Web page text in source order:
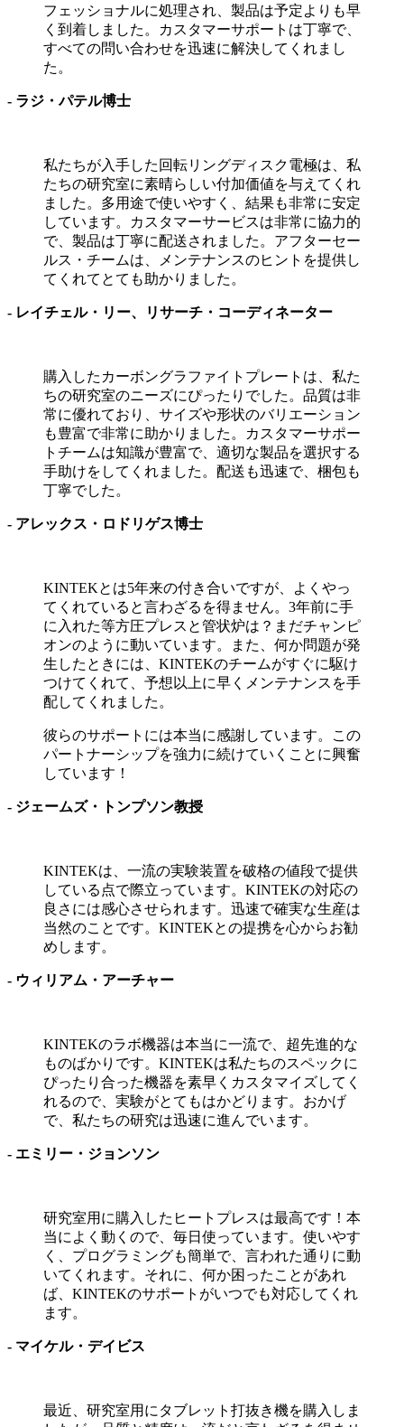
フェッショナルに処理され、製品は予定よりも早
く到着しました。カスタマーサポートは丁寧で、
すべての問い合わせを迅速に解決してくれまし
た。
- ラジ・パテル博士
私たちが入手した回転リングディスク電極は、私
たちの研究室に素晴らしい付加価値を与えてくれ
ました。多用途で使いやすく、結果も非常に安定
しています。カスタマーサービスは非常に協力的
で、製品は丁寧に配送されました。アフターセー
ルス・チームは、メンテナンスのヒントを提供し
てくれてとても助かりました。
- レイチェル・リー、リサーチ・コーディネーター
購入したカーボングラファイトプレートは、私た
ちの研究室のニーズにぴったりでした。品質は非
常に優れており、サイズや形状のバリエーション
も豊富で非常に助かりました。カスタマーサポー
トチームは知識が豊富で、適切な製品を選択する
手助けをしてくれました。配送も迅速で、梱包も
丁寧でした。
- アレックス・ロドリゲス博士
KINTEKとは5年来の付き合いですが、よくやっ
てくれていると言わざるを得ません。3年前に手
に入れた等方圧プレスと管状炉は？まだチャンピ
オンのように動いています。また、何か問題が発
生したときには、KINTEKのチームがすぐに駆け
つけてくれて、予想以上に早くメンテナンスを手
配してくれました。
彼らのサポートには本当に感謝しています。この
パートナーシップを強力に続けていくことに興奮
しています！
- ジェームズ・トンプソン教授
KINTEKは、一流の実験装置を破格の値段で提供
している点で際立っています。KINTEKの対応の
良さには感心させられます。迅速で確実な生産は
当然のことです。KINTEKとの提携を心からお勧
めします。
- ウィリアム・アーチャー
KINTEKのラボ機器は本当に一流で、超先進的な
ものばかりです。KINTEKは私たちのスペックに
ぴったり合った機器を素早くカスタマイズしてく
れるので、実験がとてもはかどります。おかげ
で、私たちの研究は迅速に進んでいます。
- エミリー・ジョンソン
研究室用に購入したヒートプレスは最高です！本
当によく動くので、毎日使っています。使いやす
く、プログラミングも簡単で、言われた通りに動
いてくれます。それに、何か困ったことがあれ
ば、KINTEKのサポートがいつでも対応してくれ
ます。
- マイケル・デイビス
最近、研究室用にタブレット打抜き機を購入しま